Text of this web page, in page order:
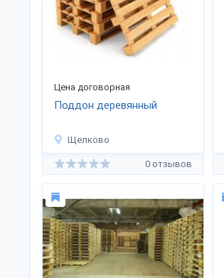
Цена договорная
Поддон деревянный
Щелково
0 отзывов